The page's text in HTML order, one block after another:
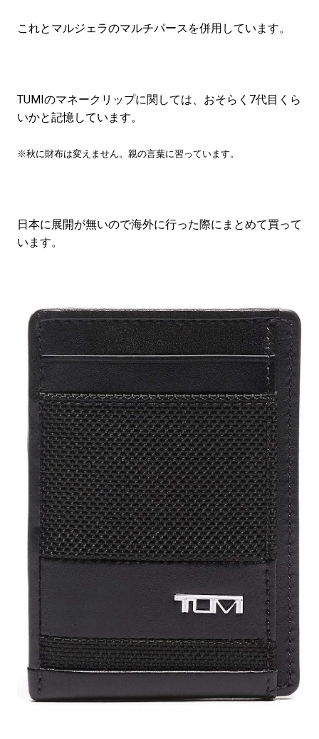
これとマルジェラのマルチパースを併用しています。
TUMIのマネークリップに関しては、おそらく7代目くら
いかと記憶しています。
※秋に財布は変えません。親の言葉に習っています。
日本に展開が無いので海外に行った際にまとめて買って
います。